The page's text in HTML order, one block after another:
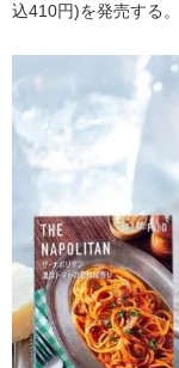
込410円)を発売する。